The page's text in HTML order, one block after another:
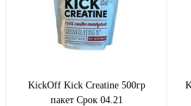
KickOff Kick Creatine 500гр
пакет Срок 04.21